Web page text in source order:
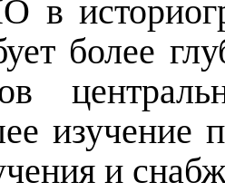
в
более
изучение
и